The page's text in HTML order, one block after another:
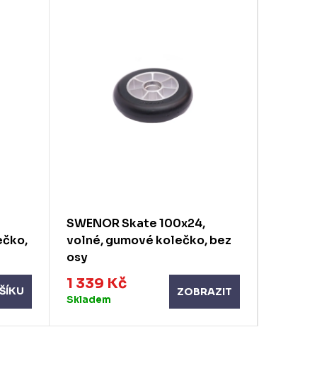
SWENOR Skate 100x24,
volné, gumové kolečko, bez
osy
1 339 Kč
Skladem
ZOBRAZIT